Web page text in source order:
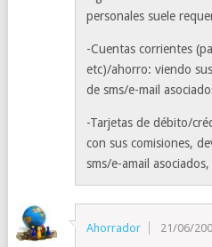
personales suele
-Cuentas corrientes
etc)/ahorro: viendo
de sms/e-mail
-Tarjetas de débito/
con sus comisiones,
sms/e-amail
Ahorrador 21/06/